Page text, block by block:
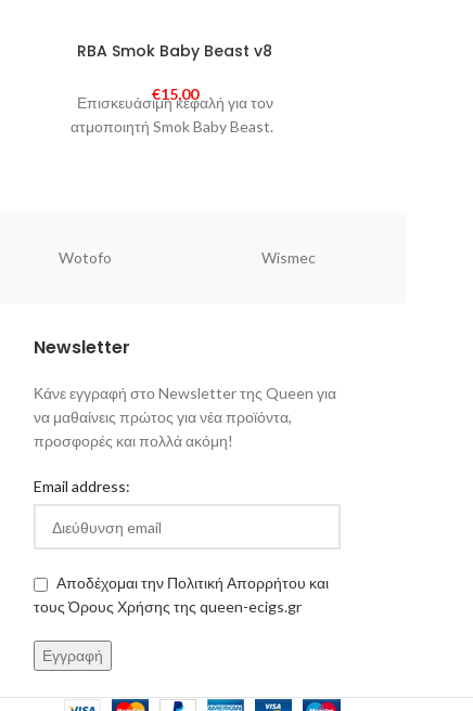
RBA Smok Baby Beast v8
€15,00
Επισκευάσιμη κεφαλή για τον
ατμοποιητή Smok Baby Beast.
Wotofo Wismec
Newsletter
Κάνε εγγραφή στο Newsletter της Queen για
να μαθαίνεις πρώτος για νέα προϊόντα,
προσφορές και πολλά ακόμη!
Email address:
Αποδέχομαι την Πολιτική Απορρήτου και
τους Όρους Χρήσης της queen-ecigs.gr